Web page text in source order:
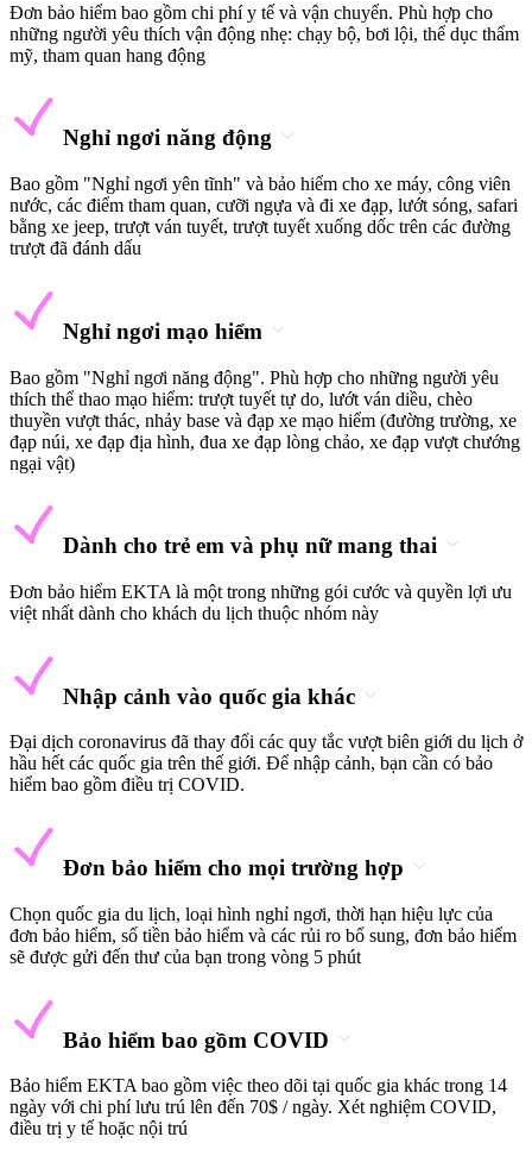
Đơn bảo hiểm bao gồm chi phí y tế và vận chuyển. Phù hợp cho
những người yêu thích vận động nhẹ: chạy bộ, bơi lội, thể dục thẩm
mỹ, tham quan hang động
Nghỉ ngơi năng động
Bao gồm "Nghỉ ngơi yên tĩnh" và bảo hiểm cho xe máy, công viên
nước, các điểm tham quan, cưỡi ngựa và đi xe đạp, lướt sóng, safari
bằng xe jeep, trượt ván tuyết, trượt tuyết xuống dốc trên các đường
trượt đã đánh dấu
Nghỉ ngơi mạo hiểm
Bao gồm "Nghỉ ngơi năng động". Phù hợp cho những người yêu
thích thể thao mạo hiểm: trượt tuyết tự do, lướt ván diều, chèo
thuyền vượt thác, nhảy base và đạp xe mạo hiểm (đường trường, xe
đạp núi, xe đạp địa hình, đua xe đạp lòng chảo, xe đạp vượt chướng
ngại vật)
Dành cho trẻ em và phụ nữ mang thai
Đơn bảo hiểm EKTA là một trong những gói cước và quyền lợi ưu
việt nhất dành cho khách du lịch thuộc nhóm này
Nhập cảnh vào quốc gia khác
Đại dịch coronavirus đã thay đổi các quy tắc vượt biên giới du lịch ở
hầu hết các quốc gia trên thế giới. Để nhập cảnh, bạn cần có bảo
hiểm bao gồm điều trị COVID.
Đơn bảo hiểm cho mọi trường hợp
Chọn quốc gia du lịch, loại hình nghỉ ngơi, thời hạn hiệu lực của
đơn bảo hiểm, số tiền bảo hiểm và các rủi ro bổ sung, đơn bảo hiểm
sẽ được gửi đến thư của bạn trong vòng 5 phút
Bảo hiểm bao gồm COVID
Bảo hiểm EKTA bao gồm việc theo dõi tại quốc gia khác trong 14
ngày với chi phí lưu trú lên đến 70$ / ngày. Xét nghiệm COVID,
điều trị y tế hoặc nội trú